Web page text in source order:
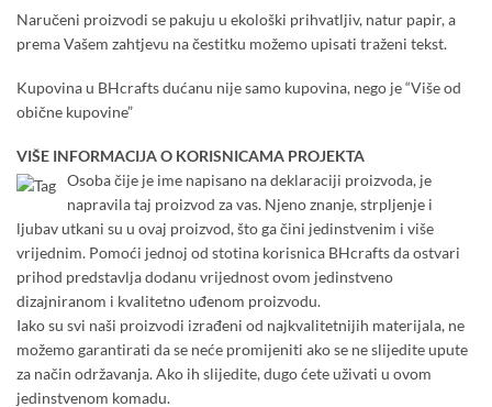
Naručeni proizvodi se pakuju u ekološki prihvatljiv, natur papir, a
prema Vašem zahtjevu na čestitku možemo upisati traženi tekst.
Kupovina u BHcrafts dućanu nije samo kupovina, nego je “Više od
obične kupovine”
VIŠE INFORMACIJA O KORISNICAMA PROJEKTA
Osoba čije je ime napisano na deklaraciji proizvoda, je
napravila taj proizvod za vas. Njeno znanje, strpljenje i
ljubav utkani su u ovaj proizvod, što ga čini jedinstvenim i više
vrijednim. Pomoći jednoj od stotina korisnica BHcrafts da ostvari
prihod predstavlja dodanu vrijednost ovom jedinstveno
dizajniranom i kvalitetno uđenom proizvodu.
Iako su svi naši proizvodi izrađeni od najkvalitetnijih materijala, ne
možemo garantirati da se neće promijeniti ako se ne slijedite upute
za način održavanja. Ako ih slijedite, dugo ćete uživati u ovom
jedinstvenom komadu.